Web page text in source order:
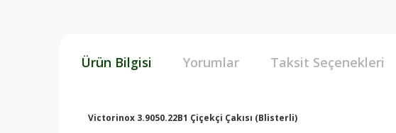
Ürün Bilgisi Yorumlar Taksit Seçenekleri
Victorinox 3.9050.22B1 Çiçekçi Çakısı (Blisterli)